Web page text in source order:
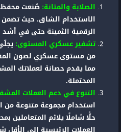
الصلابة والمتانة:
الاستخدام الشاق. حيث تضمن
الرقمية الثمينة حتى في أشد
تشفير عسكري المستوى:
من مستوى عسكري لصون
مما يقدم حصانة لعملاتك
المحتملة.
التنوع في دعم العملات
استخدام مجموعة متنوعة من
حلًّا شاملًا يلائم المتعاملين